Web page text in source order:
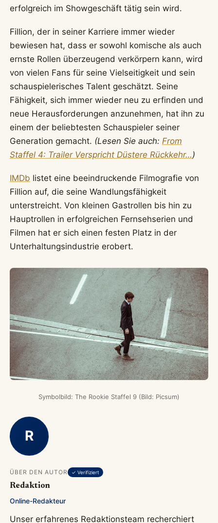
erfolgreich im Showgeschäft tätig sein wird.
Fillion, der in seiner Karriere immer wieder
bewiesen hat, dass er sowohl komische als auch
ernste Rollen überzeugend verkörpern kann, wird
von vielen Fans für seine Vielseitigkeit und sein
schauspielerisches Talent geschätzt. Seine
Fähigkeit, sich immer wieder neu zu erfinden und
neue Herausforderungen anzunehmen, hat ihn zu
einem der beliebtesten Schauspieler seiner
Generation gemacht. (Lesen Sie auch: From
Staffel 4: Trailer Verspricht Düstere Rückkehr…)
IMDb listet eine beeindruckende Filmografie von
Fillion auf, die seine Wandlungsfähigkeit
unterstreicht. Von kleinen Gastrollen bis hin zu
Hauptrollen in erfolgreichen Fernsehserien und
Filmen hat er sich einen festen Platz in der
Unterhaltungsindustrie erobert.
Symbolbild: The Rookie Staffel 9 (Bild: Picsum)
R
ÜBER DEN AUTOR ✓ Verifiziert
Redaktion
Online-Redakteur
Unser erfahrenes Redaktionsteam recherchiert